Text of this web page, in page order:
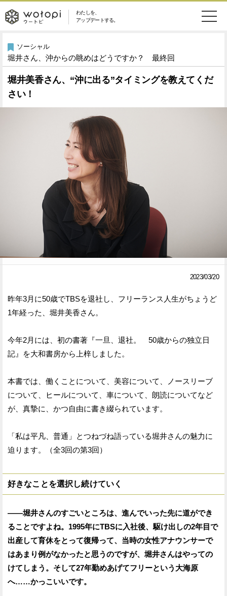
わたしを、
アップデートする。
wotopi
-
ウ
ー
メ
ニ
ュ
ー
恋愛・結婚
美容・コスメ 妊娠・出産
ライフスタイル
ソーシャル
アイテム
ウートピとは？
Facebook
ェ
す
る
ェ
す
ソーシャル
堀井さん、沖からの眺めはどうですか？ 最終回
堀井美香さん、“沖に出る”タイミングを教えてくだ
さい！
2023/03/20
昨年3月に50歳でTBSを退社し、フリーランス人生がちょうど
1年経った、堀井美香さん。
今年2月には、初の書著『一旦、退社。 50歳からの独立日
記』を大和書房から上梓しました。
本書では、働くことについて、美容について、ノースリーブ
について、ヒールについて、車について、朗読についてなど
が、真摯に、かつ自由に書き綴られています。
「私は平凡、普通」とつねづね語っている堀井さんの魅力に
迫ります。（全3回の第3回）
好きなことを選択し続けていく
——堀井さんのすごいところは、進んでいった先に道ができ
ることですよね。1995年にTBSに入社後、駆け出しの2年目で
出産して育休をとって復帰って、当時の女性アナウンサーで
はあまり例がなかったと思うのですが、堀井さんはやっての
けてしまう。そして27年勤めあげてフリーという大海原
へ……かっこいいです。